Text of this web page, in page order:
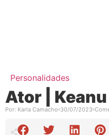
Personalidades
Ator | Keanu
Por: Karla Camacho 30/07/2023